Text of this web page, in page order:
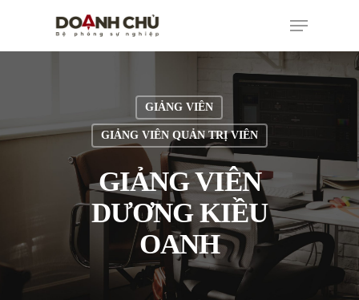
GIẢNG VIÊN
GIẢNG VIÊN QUẢN TRỊ VIÊN
GIẢNG VIÊN
DƯƠNG KIỀU
OANH